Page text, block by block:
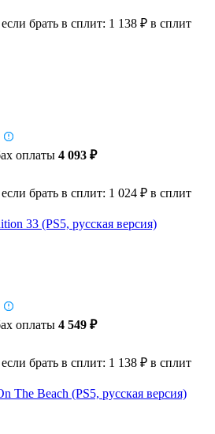
брать в сплит: 1 138 ₽ в сплит
оплаты 4 093 ₽
брать в сплит: 1 024 ₽ в сплит
33 (PS5, русская версия)
оплаты 4 549 ₽
брать в сплит: 1 138 ₽ в сплит
The Beach (PS5, русская версия)